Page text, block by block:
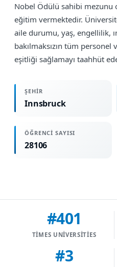
Nobel Ödülü sahibi mezunu
eğitim vermektedir.
aile durumu, yaş, engellilik,
bakılmaksızın tüm
eşitliği sağlamayı taahhüt
ŞEHIR
Innsbruck
ÖĞRENCI SAYISI
28106
#401
TIMES UNIVERSITIES
#3